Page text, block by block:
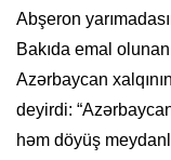
Abşeron
Bakıda emal
Azərbaycan
deyirdi:
həm döyüş